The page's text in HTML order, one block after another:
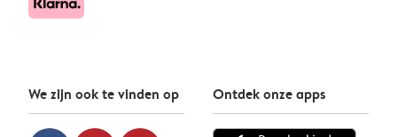
We zijn ook te vinden op Ontdek onze apps